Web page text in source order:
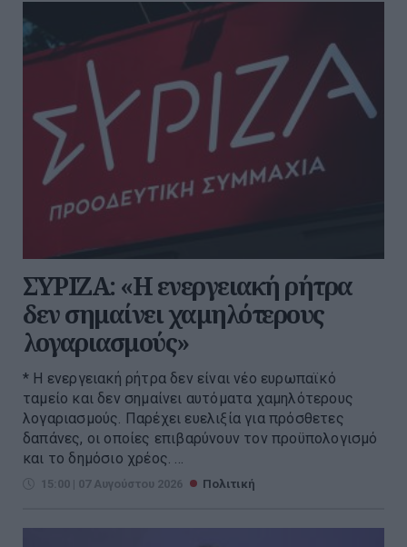
ΣΥΡΙΖΑ: «Η ενεργειακή ρήτρα
δεν σημαίνει χαμηλότερους
λογαριασμούς»
* Η ενεργειακή ρήτρα δεν είναι νέο ευρωπαϊκό
ταμείο και δεν σημαίνει αυτόματα χαμηλότερους
λογαριασμούς. Παρέχει ευελιξία για πρόσθετες
δαπάνες, οι οποίες επιβαρύνουν τον προϋπολογισμό
και το δημόσιο χρέος. ...
15:00 | 07 Αυγούστου 2026 Πολιτική